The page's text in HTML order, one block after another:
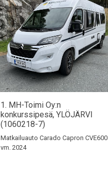
1. MH-Toimi Oy:n
konkurssipesä, YLÖJÄRVI
(1060218-7)
Matkailuauto Carado Capron CVE600
vm. 2024